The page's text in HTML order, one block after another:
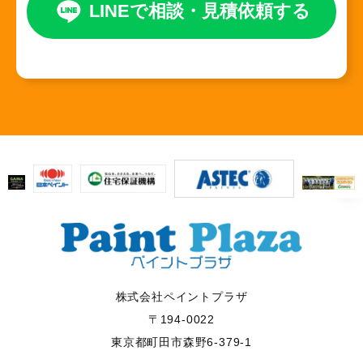
LINEで相談・ 見積依頼する
株式会社ペイントプラザ
〒194-0022
東京都町田市森野6-379-1